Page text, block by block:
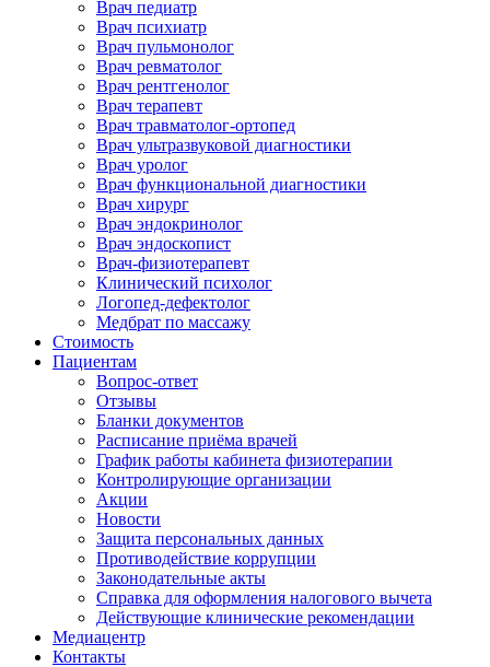
Врач педиатр
Врач психиатр
Врач пульмонолог
Врач ревматолог
Врач рентгенолог
Врач терапевт
Врач травматолог-ортопед
Врач ультразвуковой диагностики
Врач уролог
Врач функциональной диагностики
Врач хирург
Врач эндокринолог
Врач эндоскопист
Врач-физиотерапевт
Клинический психолог
Логопед-дефектолог
Медбрат по массажу
Стоимость
Пациентам
Вопрос-ответ
Отзывы
Бланки документов
Расписание приёма врачей
График работы кабинета физиотерапии
Контролирующие организации
Акции
Новости
Защита персональных данных
Противодействие коррупции
Законодательные акты
Справка для оформления налогового вычета
Действующие клинические рекомендации
Медиацентр
Контакты